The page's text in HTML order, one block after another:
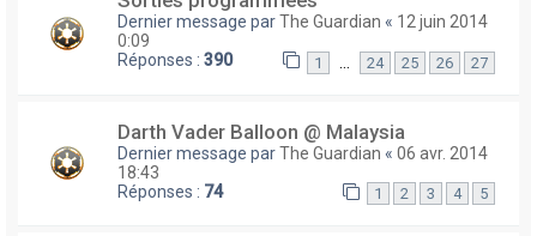
Dernier message parThe Guardian « 12 juin 2014
0:09
Réponses : 390 1 24 25 26 27
Darth Vader Balloon @ Malaysia
Dernier message parThe Guardian « 06 avr. 2014
18:43
Réponses : 74 1 2 3 4 5